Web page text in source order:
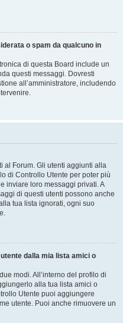
o spam da qualcuno in
di questa Board include un
questi messaggi. Dovresti
all’amministratore, includendo
al Forum. Gli utenti aggiunti alla
di Controllo Utente per poter più
inviare loro messaggi privati. A
di questi utenti possono anche
tua lista ignorati, ogni suo
dalla mia lista amici o
modi. All’interno del profilo di
alla tua lista amici o
Utente puoi aggiungere
utente. Puoi anche rimuovere un